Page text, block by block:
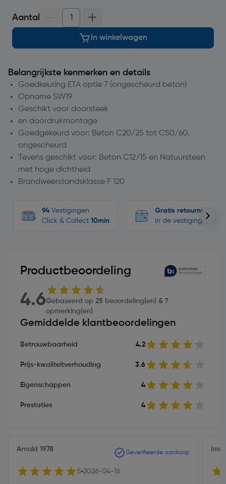
Aantal
In winkelwagen
Belangrijkste kenmerken en details
Goedkeuring ETA optie 7 (ongescheurd beton)
Opname SW19
Geschikt voor doorsteek
en doordrukmontage
Goedgekeurd voor: Beton C20/25 tot C50/60,
ongescheurd
Tevens geschikt voor: Beton C12/15 en Natuursteen
met hoge dichtheid
Brandweerstandsklasse F 120
94 Vestigingen
Click & Collect 10min
Gratis retourneren
in de vestigingen
Productbeoordeling
4.6Gebaseerd op 25 beoordeling(en) & 7
opmerking(en)
Gemiddelde klantbeoordelingen
Betrouwbaarheid 4.2
Prijs-kwaliteitverhouding 3.6
Eigenschappen 4
Prestaties 4
Arnold 1978 Geverifieerde aankoop
5 2026-04-16